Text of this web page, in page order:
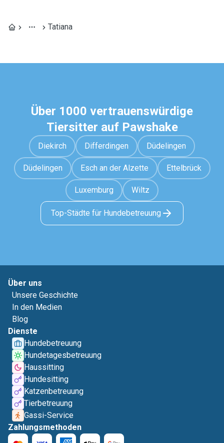
Tatiana
Über 1000 vertrauenswürdige
Tiersitter auf Pawshake
Diekirch Differdingen Düdelingen
Düdelingen Esch an der Alzette Ettelbrück
Luxemburg Wiltz
Top-Städte für Hundebetreuung
Über uns
Unsere Geschichte
In den Medien
Blog
Dienste
Hundebetreuung
Hundetagesbetreuung
Haussitting
Hundesitting
Katzenbetreuung
Tierbetreuung
Gassi-Service
Zahlungsmethoden